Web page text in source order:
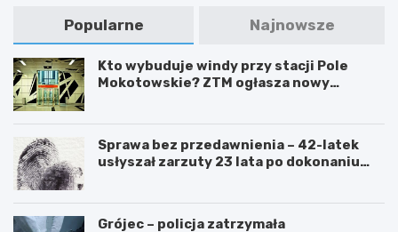
Popularne Najnowsze
Kto wybuduje windy przy stacji Pole
Mokotowskie? ZTM ogłasza nowy
Sprawa bez przedawnienia – 42-latek
usłyszał zarzuty 23 lata po dokonaniu
Grójec – policja zatrzymała